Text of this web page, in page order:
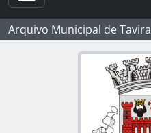
Toggle navigation
Arquivo Municipal de Tavira